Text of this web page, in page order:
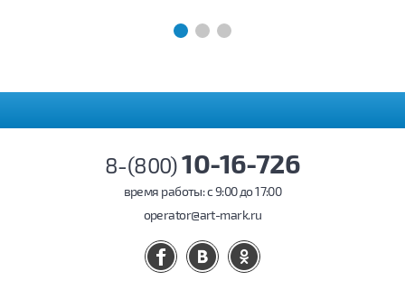
8-(800)10-16-726
время работы: c 9:00 до 17:00
operator@art-mark.ru